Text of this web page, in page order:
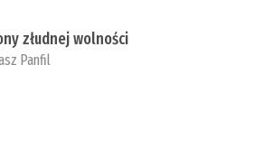
złudnej wolności
Panfil